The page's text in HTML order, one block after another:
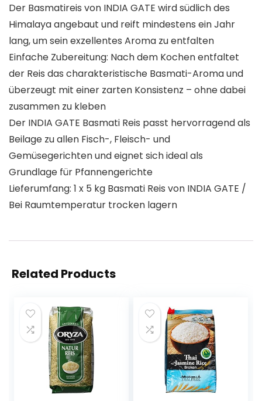
Der Basmatireis von INDIA GATE wird südlich des
Himalaya angebaut und reift mindestens ein Jahr
lang, um sein exzellentes Aroma zu entfalten
Einfache Zubereitung: Nach dem Kochen entfaltet
der Reis das charakteristische Basmati-Aroma und
überzeugt mit einer zarten Konsistenz – ohne dabei
zusammen zu kleben
Der INDIA GATE Basmati Reis passt hervorragend als
Beilage zu allen Fisch-, Fleisch- und
Gemüsegerichten und eignet sich ideal als
Grundlage für Pfannengerichte
Lieferumfang: 1 x 5 kg Basmati Reis von INDIA GATE /
Bei Raumtemperatur trocken lagern
Related Products